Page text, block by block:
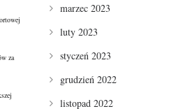
za
marzec 2023
luty 2023
styczeń 2023
grudzień 2022
listopad 2022